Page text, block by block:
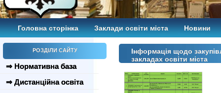
Головна сторінка Заклади освіти міста Новини
РОЗДІЛИ САЙТУ
⇒ Нормативна база
⇒ Дистанційна освіта
Інформація щодо
закладах освіти міста